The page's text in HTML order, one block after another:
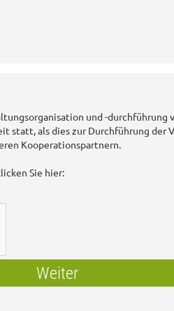
und -durchführung
statt, als dies zur Durchführung der
Kooperationspartnern.
Sie hier:
Weiter